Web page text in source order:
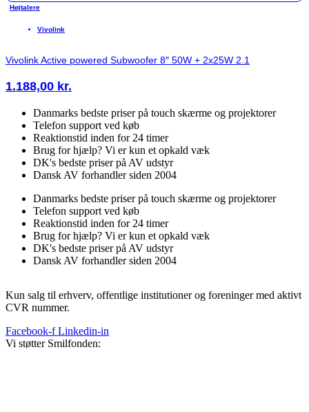
Højtalere
Vivolink
Vivolink Active powered Subwoofer 8″ 50W + 2x25W 2.1
1.188,00 kr.
Danmarks bedste priser på touch skærme og projektorer
Telefon support ved køb
Reaktionstid inden for 24 timer
Brug for hjælp? Vi er kun et opkald væk
DK's bedste priser på AV udstyr
Dansk AV forhandler siden 2004
Danmarks bedste priser på touch skærme og projektorer
Telefon support ved køb
Reaktionstid inden for 24 timer
Brug for hjælp? Vi er kun et opkald væk
DK's bedste priser på AV udstyr
Dansk AV forhandler siden 2004
Kun salg til erhverv, offentlige institutioner og foreninger med aktivt
CVR nummer.
Facebook-f Linkedin-in
Vi støtter Smilfonden: